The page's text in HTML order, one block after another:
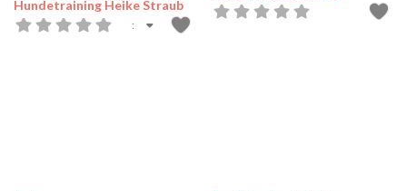
Hundetraining Heike Straub
: